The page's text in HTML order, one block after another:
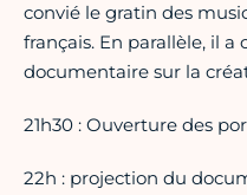
convié le gratin des
français. En parallèle, il a
documentaire sur la
21h30 : Ouverture des
22h : projection du